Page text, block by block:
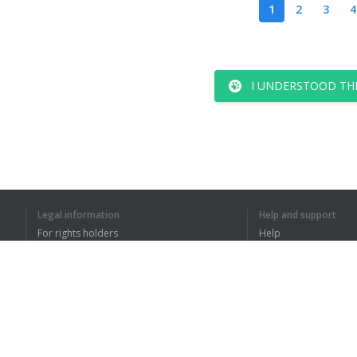
1 2 3 4
I UNDERSTOOD
Legal information
For rights holders
Help and support
Help